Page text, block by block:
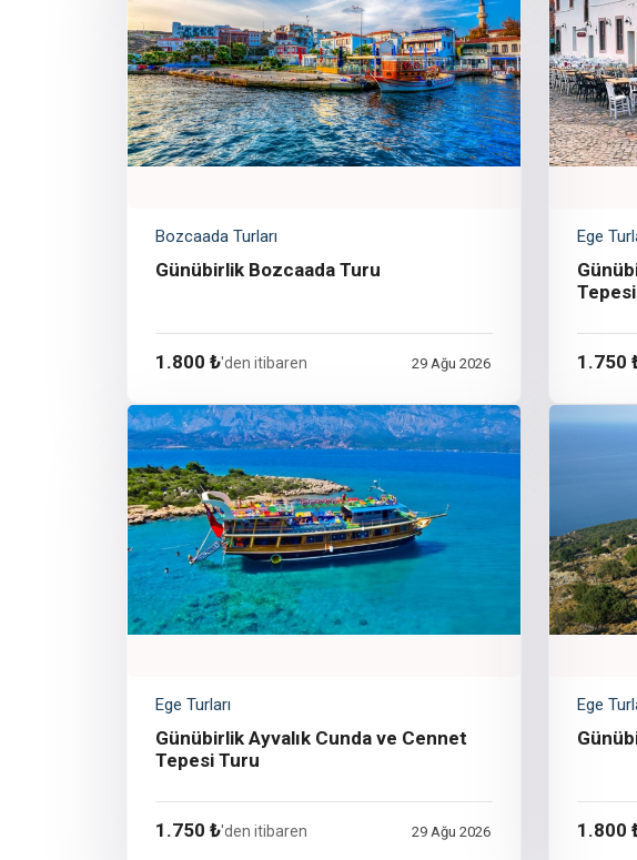
Bozcaada Turları
Günübirlik Bozcaada Turu
1.800 ₺'den itibaren 29 Ağu 2026
Ege
1.750
Ege Turları
Günübirlik Ayvalık Cunda ve Cennet
Tepesi Turu
1.750 ₺'den itibaren 29 Ağu 2026
Ege
1.800